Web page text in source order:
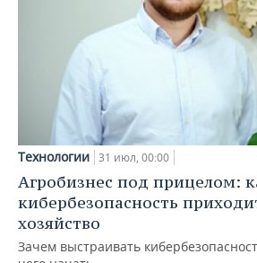
Технологии 31 июл, 00:00
Агробизнес под прицелом:
кибербезопасность
хозяйство
Зачем выстраивать